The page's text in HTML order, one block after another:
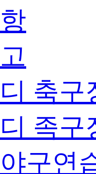
축구
족구
구연